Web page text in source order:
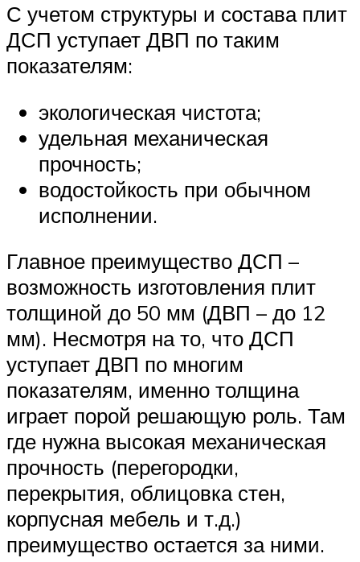
С учетом структуры и состава плит
ДСП уступает ДВП по таким
показателям:
экологическая чистота;
удельная механическая
прочность;
водостойкость при обычном
исполнении.
Главное преимущество ДСП –
возможность изготовления плит
толщиной до 50 мм (ДВП – до 12
мм). Несмотря на то, что ДСП
уступает ДВП по многим
показателям, именно толщина
играет порой решающую роль. Там
где нужна высокая механическая
прочность (перегородки,
перекрытия, облицовка стен,
корпусная мебель и т.д.)
преимущество остается за ними.